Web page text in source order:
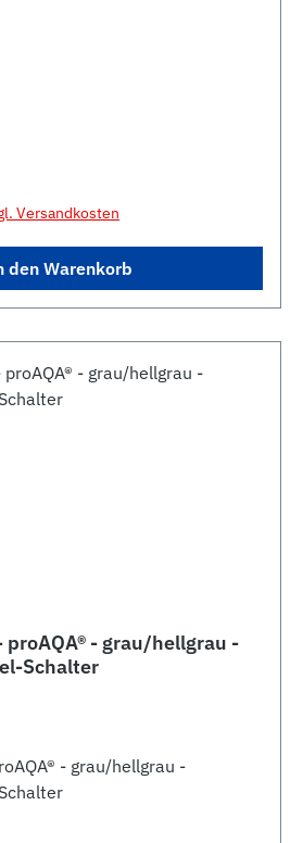
Versandkosten
den Warenkorb
proAQA® - grau/hellgrau -
Schalter
- grau/hellgrau -